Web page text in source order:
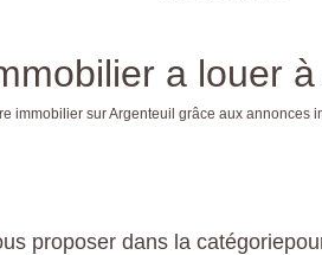
a louer
sur Argenteuil grâce aux annonces
proposer dans la